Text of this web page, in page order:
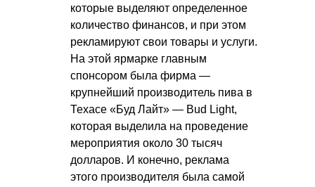
которые выделяют определенное
количество финансов, и при этом
рекламируют свои товары и услуги.
На этой ярмарке главным
спонсором была фирма —
крупнейший производитель пива в
Техасе «Буд Лайт» — Bud Light,
которая выделила на проведение
мероприятия около 30 тысяч
долларов. И конечно, реклама
этого производителя была самой